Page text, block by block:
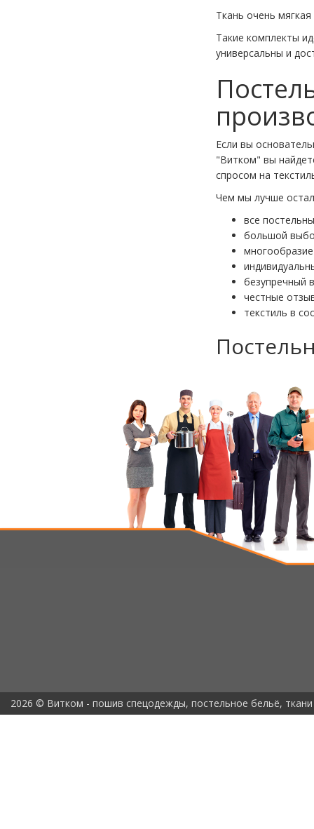
Ткань очень
Такие комплекты
универсальны и
Если вы
"Витком" вы
спросом на
Чем мы лучше
все
большой
безупречный
честные
текстиль в
2026 © Витком - пошив спецодежды, постельное бельё, ткани